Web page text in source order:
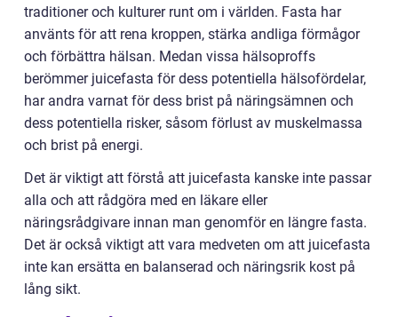
traditioner och kulturer runt om i världen. Fasta har
använts för att rena kroppen, stärka andliga förmågor
och förbättra hälsan. Medan vissa hälsoproffs
berömmer juicefasta för dess potentiella hälsofördelar,
har andra varnat för dess brist på näringsämnen och
dess potentiella risker, såsom förlust av muskelmassa
och brist på energi.
Det är viktigt att förstå att juicefasta kanske inte passar
alla och att rådgöra med en läkare eller
näringsrådgivare innan man genomför en längre fasta.
Det är också viktigt att vara medveten om att juicefasta
inte kan ersätta en balanserad och näringsrik kost på
lång sikt.